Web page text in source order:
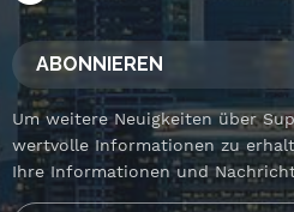
ABONNIEREN
Um weitere Neuigkeiten über
wertvolle Informationen zu
Ihre Informationen und